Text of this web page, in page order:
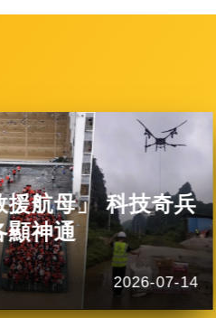
援航母」 科技奇兵
顯神通
2026-07-14